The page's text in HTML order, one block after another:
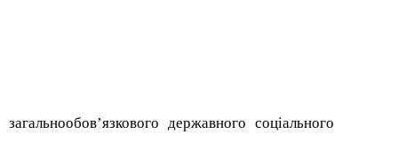
державного соціального